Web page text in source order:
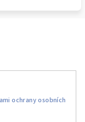
ochrany osobních